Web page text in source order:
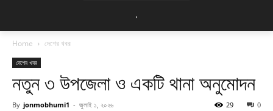
Home দেশের খবর
দেশের খবর
নতুন ৩ উপজেলা ও একটি থানা অনুমোদন
By jonmobhumi1 - জুলাই ১, ২০২৬ 0
29